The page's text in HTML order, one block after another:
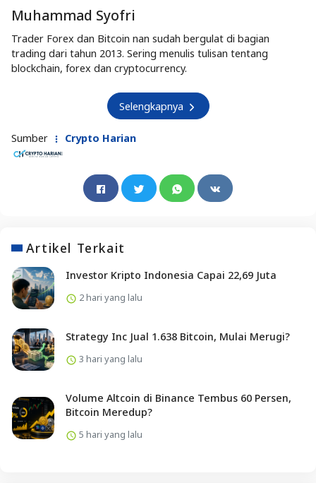
Muhammad Syofri
Trader Forex dan Bitcoin nan sudah bergulat di bagian
trading dari tahun 2013. Sering menulis tulisan tentang
blockchain, forex dan cryptocurrency.
Selengkapnya
Sumber Crypto Harian
Artikel Terkait
Investor Kripto Indonesia Capai 22,69 Juta
2 hari yang lalu
Strategy Inc Jual 1.638 Bitcoin, Mulai Merugi?
3 hari yang lalu
Volume Altcoin di Binance Tembus 60 Persen,
Bitcoin Meredup?
5 hari yang lalu